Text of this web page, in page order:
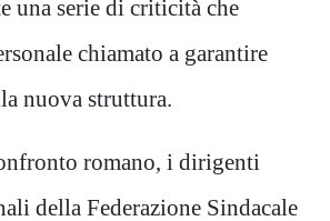
una serie di criticità che
chiamato a garantire
nuova struttura.
romano, i dirigenti
della Federazione Sindacale